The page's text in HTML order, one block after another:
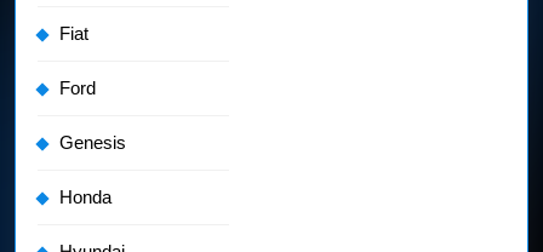
Fiat
Ford
Genesis
Honda